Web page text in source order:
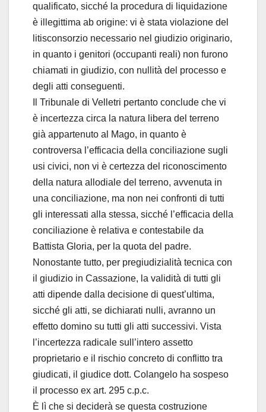
qualificato, sicché la procedura di liquidazione
è illegittima ab origine: vi è stata violazione del
litisconsorzio necessario nel giudizio originario,
in quanto i genitori (occupanti reali) non furono
chiamati in giudizio, con nullità del processo e
degli atti conseguenti.
Il Tribunale di Velletri pertanto conclude che vi
è incertezza circa la natura libera del terreno
già appartenuto al Mago, in quanto è
controversa l’efficacia della conciliazione sugli
usi civici, non vi è certezza del riconoscimento
della natura allodiale del terreno, avvenuta in
una conciliazione, ma non nei confronti di tutti
gli interessati alla stessa, sicché l’efficacia della
conciliazione è relativa e contestabile da
Battista Gloria, per la quota del padre.
Nonostante tutto, per pregiudizialità tecnica con
il giudizio in Cassazione, la validità di tutti gli
atti dipende dalla decisione di quest’ultima,
sicché gli atti, se dichiarati nulli, avranno un
effetto domino su tutti gli atti successivi. Vista
l’incertezza radicale sull’intero assetto
proprietario e il rischio concreto di conflitto tra
giudicati, il giudice dott. Colangelo ha sospeso
il processo ex art. 295 c.p.c.
È lì che si deciderà se questa costruzione